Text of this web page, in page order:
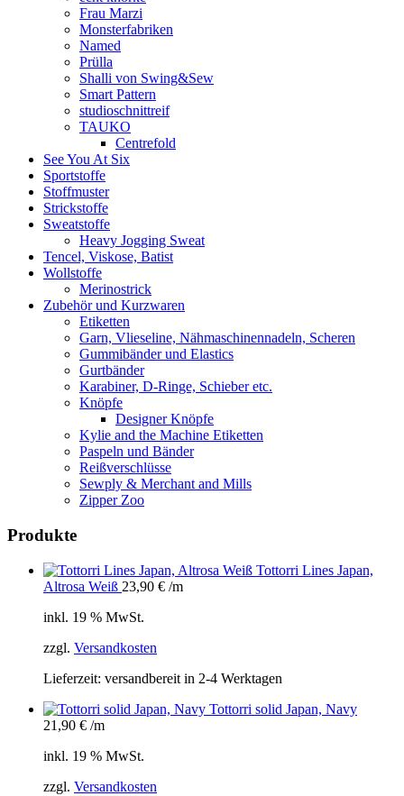
Frau Marzi
Monsterfabriken
Named
Prülla
Shalli von Swing&Sew
Smart Pattern
studioschnittreif
TAUKO
Centrefold
See You At Six
Sportstoffe
Stoffmuster
Strickstoffe
Sweatstoffe
Heavy Jogging Sweat
Tencel, Viskose, Batist
Wollstoffe
Merinostrick
Zubehör und Kurzwaren
Etiketten
Garn, Vlieseline, Nähmaschinennadeln, Scheren
Gummibänder und Elastics
Gurtbänder
Karabiner, D-Ringe, Schieber etc.
Knöpfe
Designer Knöpfe
Kylie and the Machine Etiketten
Paspeln und Bänder
Reißverschlüsse
Sewply & Merchant and Mills
Zipper Zoo
Produkte
Tottorri Lines Japan,
Altrosa Weiß 23,90 € /m
inkl. 19 % MwSt.
zzgl. Versandkosten
Lieferzeit: versandbereit in 2-4 Werktagen
Tottorri solid Japan, Navy
21,90 € /m
inkl. 19 % MwSt.
zzgl. Versandkosten